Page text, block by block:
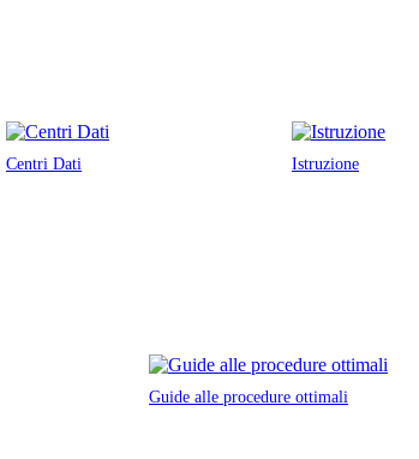
Centri Dati Istruzione
Guide alle procedure ottimali